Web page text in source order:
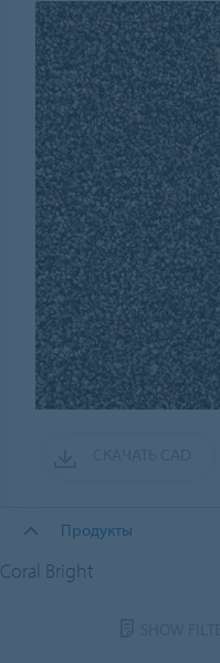
Продукты
Coral Bright